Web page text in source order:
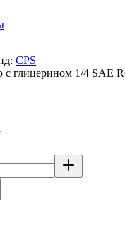
CPS
с глицерином 1/4 SAE